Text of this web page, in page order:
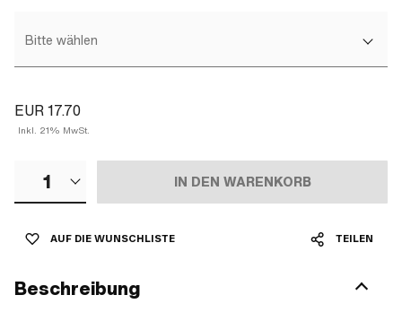
Bitte wählen
EUR 17.70
Inkl. 21% MwSt.
1 IN DEN WARENKORB
AUF DIE WUNSCHLISTE TEILEN
Beschreibung